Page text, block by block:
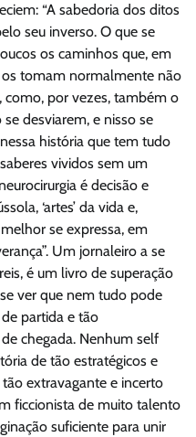
“A sabedoria dos ditos
seu inverso. O que se
os caminhos que, em
os tomam normalmente não
por vezes, também o
desviarem, e nisso se
história que tem tudo
vividos sem um
é decisão e
‘artes’ da vida e,
se expressa, em
Um jornaleiro a se
é um livro de superação
ver que nem tudo pode
partida e tão
chegada. Nenhum self
de tão estratégicos e
extravagante e incerto
ficcionista de muito talento
suficiente para unir